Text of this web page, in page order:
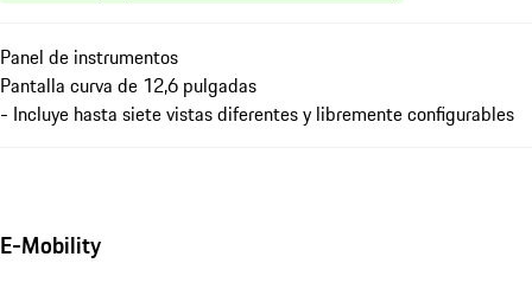
Panel de instrumentos
Pantalla curva de 12,6 pulgadas
- Incluye hasta siete vistas diferentes y libremente configurables
E-Mobility